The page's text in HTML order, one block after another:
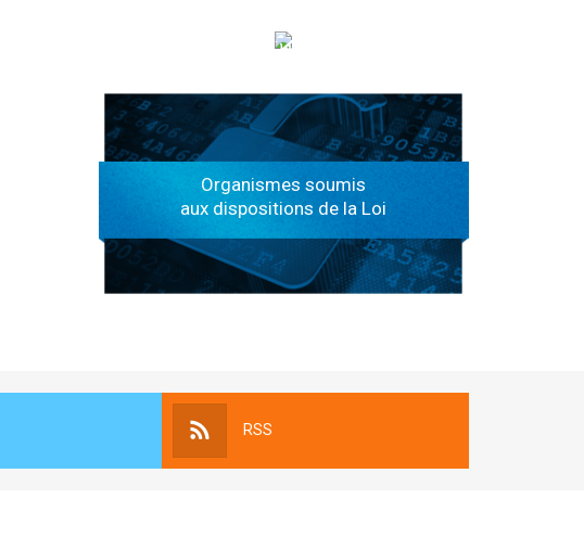
الهياكل الخاضعة لقانون النفاذ إلى المعلومة
Organismes soumis
aux dispositions de la Loi
RSS